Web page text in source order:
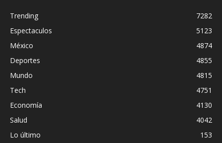
Trending
7282
Espectaculos
5123
México
4874
Deportes
4855
Mundo
4815
Tech
4751
Economía
4130
Salud
4042
Lo último
153